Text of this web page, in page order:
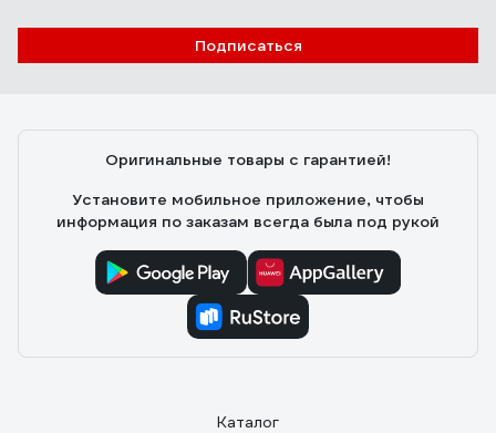
Подписаться
Оригинальные товары с гарантией!
Установите мобильное приложение, чтобы
информация по заказам всегда была под рукой
Каталог